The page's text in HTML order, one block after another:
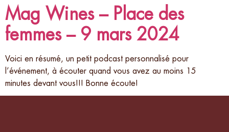
Mag Wines – Place des
femmes – 9 mars 2024
Voici en résumé, un petit podcast personnalisé pour
l’événement, à écouter quand vous avez au moins 15
minutes devant vous!!! Bonne écoute!